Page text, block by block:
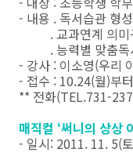
- 내용 . 독서습관 형
. 교과연계 의미
. 능력별 맞춤독
- 강사 : 이소영(우리
- 접수 : 10.24(월)부
** 전화(TEL.731-
매직컬 ‘써니의 상상
- 일시: 2011. 11. 5(